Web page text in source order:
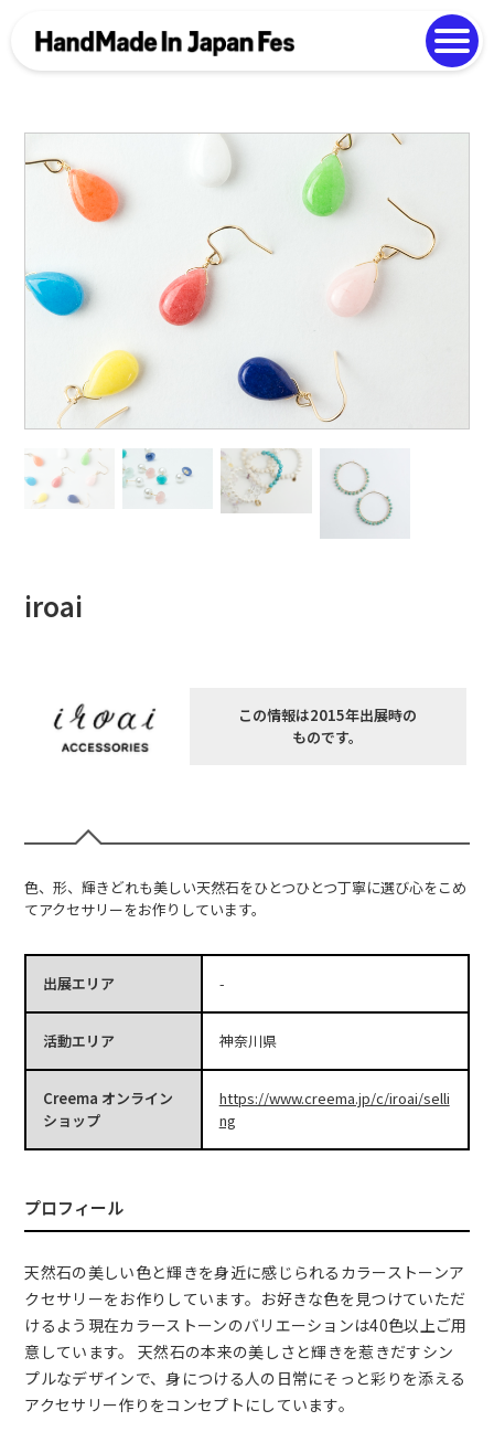
Photo Gallery
iroai
この情報は2015年出展時の
ものです。
色、形、輝きどれも美しい天然石をひとつひとつ丁寧に選び心をこめ
てアクセサリーをお作りしています。
出展エリア -
活動エリア 神奈川県
Creema オンライン
ショップ
https://www.creema.jp/c/iroai/selli
ng
プロフィール
天然石の美しい色と輝きを身近に感じられるカラーストーンア
クセサリーをお作りしています。お好きな色を見つけていただ
けるよう現在カラーストーンのバリエーションは40色以上ご用
意しています。 天然石の本来の美しさと輝きを惹きだすシン
プルなデザインで、身につける人の日常にそっと彩りを添える
アクセサリー作りをコンセプトにしています。